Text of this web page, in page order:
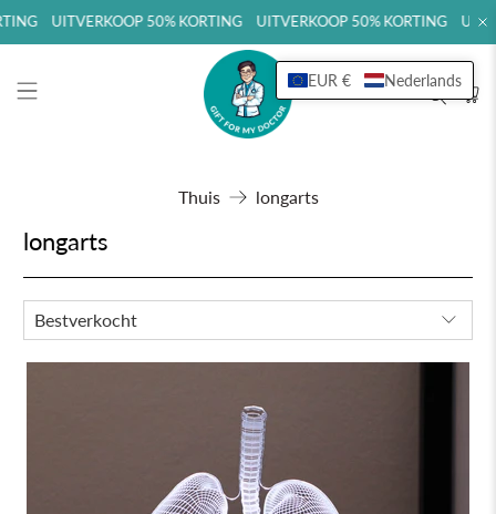
UITVERKOOP 50% KORTING UITVERKOOP 50% KORTING
Thuis longarts
longarts
EUR € Nederlands